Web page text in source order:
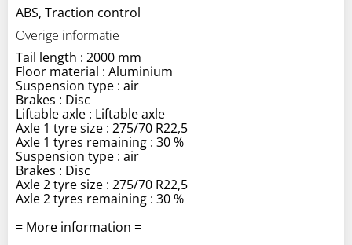
ABS, Traction control
Overige informatie
Tail length : 2000 mm
Floor material : Aluminium
Suspension type : air
Brakes : Disc
Liftable axle : Liftable axle
Axle 1 tyre size : 275/70 R22,5
Axle 1 tyres remaining : 30 %
Suspension type : air
Brakes : Disc
Axle 2 tyre size : 275/70 R22,5
Axle 2 tyres remaining : 30 %
= More information =